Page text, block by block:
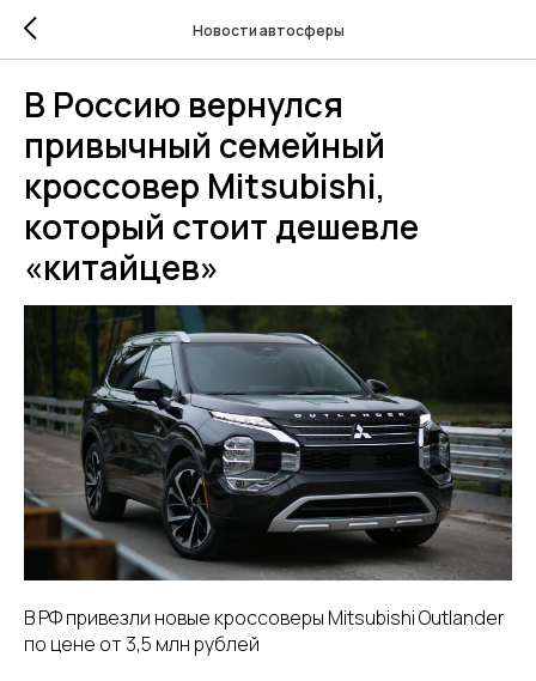
Новости автосферы
В Россию вернулся
привычный семейный
кроссовер Mitsubishi,
который стоит дешевле
«китайцев»
В РФ привезли новые кроссоверы Mitsubishi Outlander
по цене от 3,5 млн рублей